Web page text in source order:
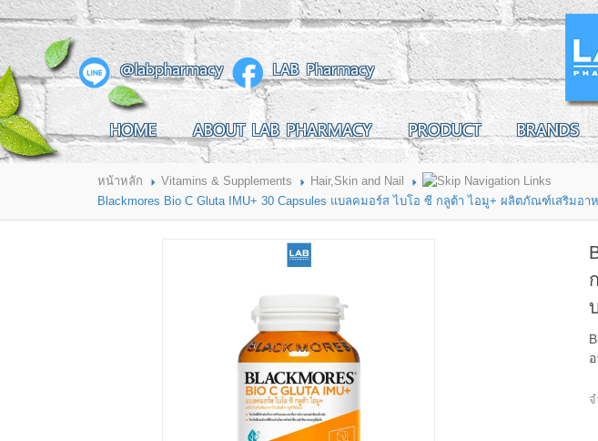
สินค้าที่สนใจ
HOME
ABOUT LAB PHARMACY
PRODUCT
BRANDS
HOW TO ORDER
แจ้งชำระเงิน
CONTACT US
BRANCH
@labpharmacy LAB Pharmacy
HOME ABOUT LAB PHARMACY PRODUCT BRANDS
หน้าหลัก Vitamins & Supplements
Hair,Skin and Nail
Blackmores Bio C Gluta IMU+ 30 Capsules แบลคมอร์ส ไบโอ ซี กลูต้า ไอมู+ ผลิตภัณฑ์เสริมอ